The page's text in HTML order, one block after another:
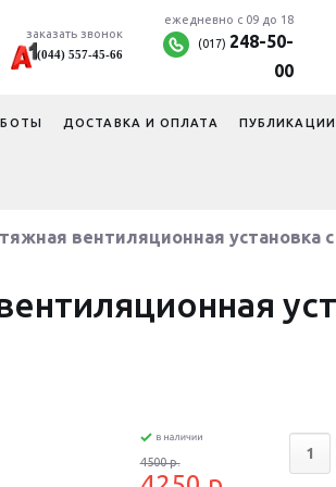
заказать звонок
(044) 557-45-66
ежедневно с 09 до 18
(017) 248-50-
00
×
ДОСТАВКА И ОПЛАТА ПУБЛИКАЦИИ
вентиляционная установка с
4500 p.